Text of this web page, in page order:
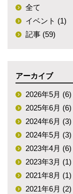
全て
イベント (1)
記事 (59)
アーカイブ
2026年5月 (6)
2025年6月 (6)
2024年6月 (3)
2024年5月 (3)
2023年4月 (6)
2023年3月 (1)
2021年8月 (1)
2021年6月 (2)